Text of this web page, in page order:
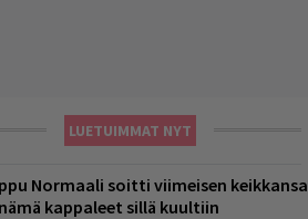
LUETUIMMAT NYT
Normaali soitti viimeisen keikkansa
kappaleet sillä kuultiin